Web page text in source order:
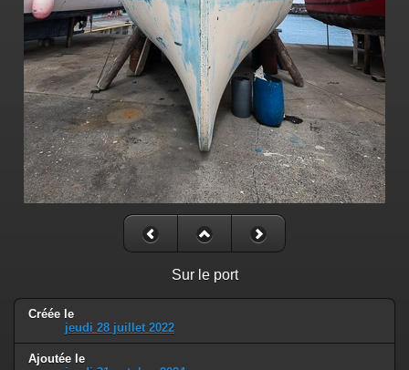
Sur le port
Créée le
jeudi 28 juillet 2022
Ajoutée le